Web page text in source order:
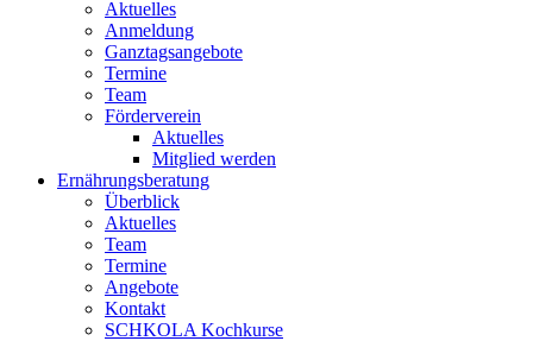
Aktuelles
Anmeldung
Ganztagsangebote
Termine
Team
Förderverein
Aktuelles
Mitglied werden
Ernährungsberatung
Überblick
Aktuelles
Team
Termine
Angebote
Kontakt
SCHKOLA Kochkurse